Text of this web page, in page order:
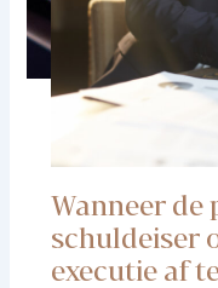
Wanneer de
schuldeiser
executie af